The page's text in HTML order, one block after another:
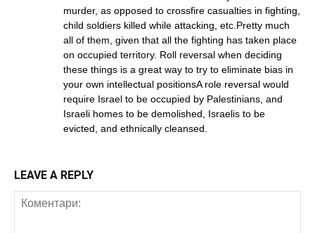
murder, as opposed to crossfire casualties in fighting,
child soldiers killed while attacking, etc.Pretty much
all of them, given that all the fighting has taken place
on occupied territory. Roll reversal when deciding
these things is a great way to try to eliminate bias in
your own intellectual positionsA role reversal would
require Israel to be occupied by Palestinians, and
Israeli homes to be demolished, Israelis to be
evicted, and ethnically cleansed.
LEAVE A REPLY